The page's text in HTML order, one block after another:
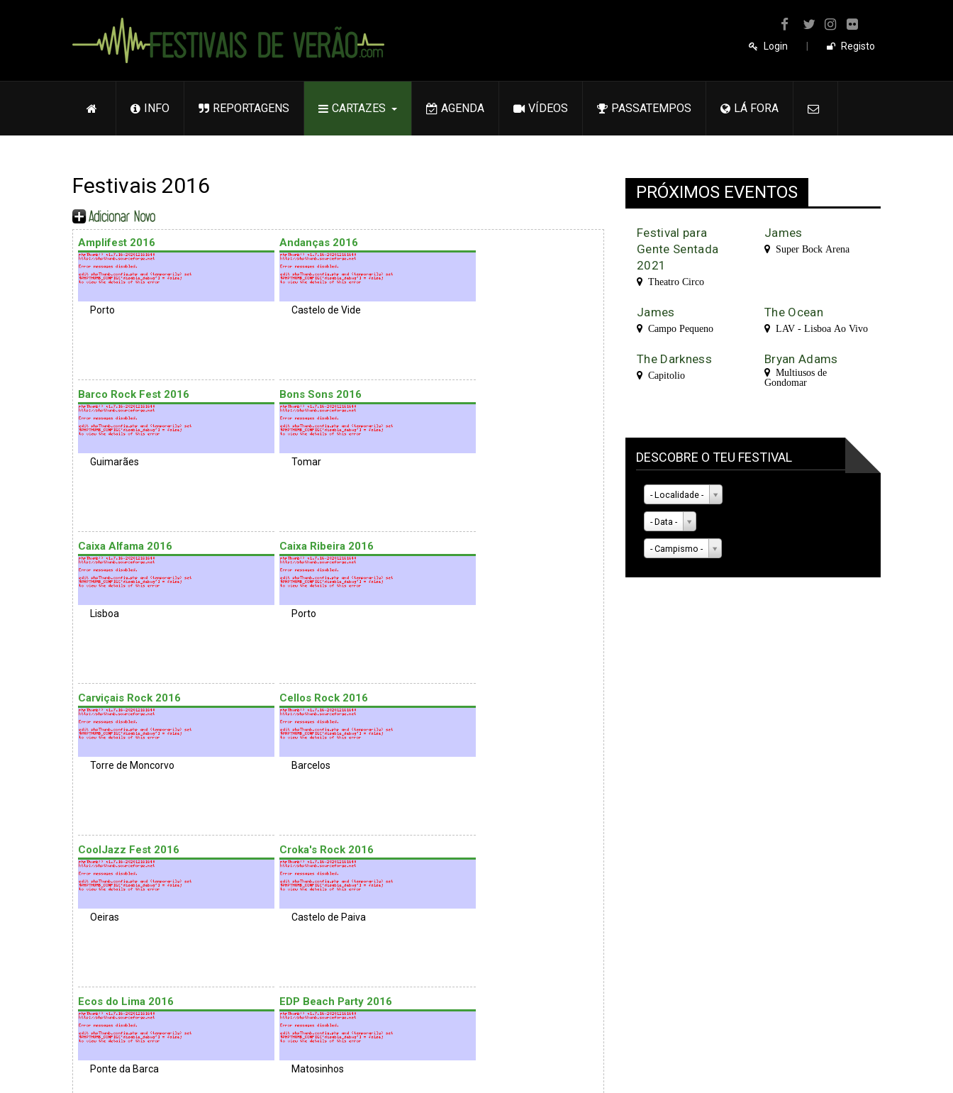
Login Registo
INFO REPORTAGENS CARTAZES AGENDA VÍDEOS PASSATEMPOS LÁ FORA
Festivais 2016
Amplifest 2016
Porto
Andanças 2016
Castelo de Vide
Barco Rock Fest 2016
Guimarães
Bons Sons 2016
Tomar
Caixa Alfama 2016
Lisboa
Caixa Ribeira 2016
Porto
Carviçais Rock 2016
Torre de Moncorvo
Cellos Rock 2016
Barcelos
CoolJazz Fest 2016
Oeiras
Croka's Rock 2016
Castelo de Paiva
Ecos do Lima 2016
Ponte da Barca
EDP Beach Party 2016
Matosinhos
PRÓXIMOS EVENTOS
Festival para
Gente Sentada
2021
Theatro Circo
James
Super Bock Arena
James
Campo Pequeno
The Ocean
LAV - Lisboa Ao Vivo
The Darkness
Capitolio
Bryan Adams
Multiusos de
Gondomar
DESCOBRE O TEU FESTIVAL
- Localidade -
- Data -
- Campismo -